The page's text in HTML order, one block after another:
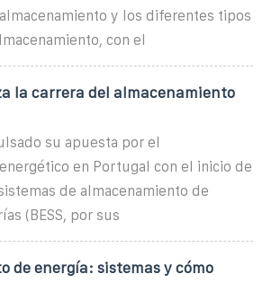
y los diferentes tipos
con el
la carrera del almacenamiento
su apuesta por el
en Portugal con el inicio de
de almacenamiento de
(BESS, por sus
de energía: sistemas y cómo